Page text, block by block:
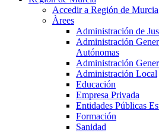
Accedir a Región de Murcia
Àrees
Administración de
Administración
Autónomas
Administración
Administración Local
Educación
Empresa Privada
Entidades Públicas
Formación
Sanidad